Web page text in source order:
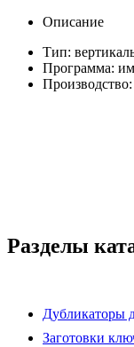
Описание
Тип:
Программа:
Разделы
Дубликаторы
Заготовки